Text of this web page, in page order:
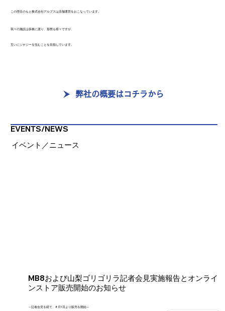
​互いにシナジーを生むことを目指しています。
我々の施設は多岐に渡り、形態も様々ですが、
この理念のもと株式会社アルプスは店舗運営をおこなっています。
弊社の概要はコチラから
EVENTS/NEWS
イベント／ニュース
MB8および山梨ゴリゴリラ記者会見実施報告とオンライ
ンストア販売開始のお知らせ
～記者会見を経て、8月1日より販売を開始～